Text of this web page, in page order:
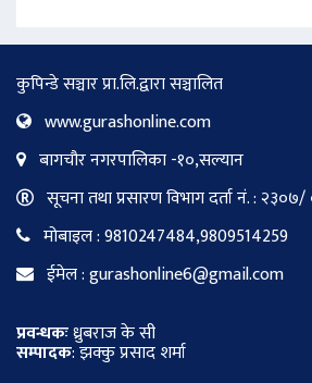
कुपिन्डे सञ्चार प्रा.लि.द्वारा सञ्चालित
www.gurashonline.com
बागचौर नगरपालिका -१०,सल्यान
सूचना तथा प्रसारण विभाग दर्ता नं. :
मोबाइल : 9810247484,9809514259
ईमेल : gurashonline6@gmail.com
प्रवन्धकःध्रुबराज के सी
सम्पादक: झक्कु प्रसाद शर्मा